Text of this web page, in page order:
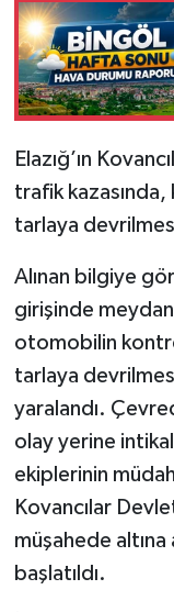
Elazığ’ın
trafik
tarlaya
Alınan bilgiye
girişinde
otomobilin
tarlaya
yaralandı.
olay yerine
ekiplerinin
Kovancılar
müşahede altına
başlatıldı.
SPOR
YAYLADERE
YEDİSU